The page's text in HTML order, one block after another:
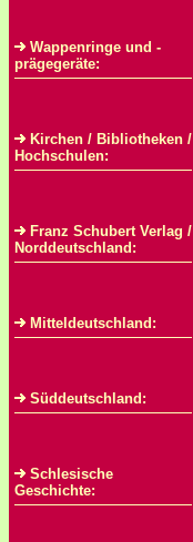
Wappenringe und -
prägegeräte:
Kirchen / Bibliotheken /
Hochschulen:
Franz Schubert Verlag /
Norddeutschland:
Mitteldeutschland:
Süddeutschland:
Schlesische
Geschichte: